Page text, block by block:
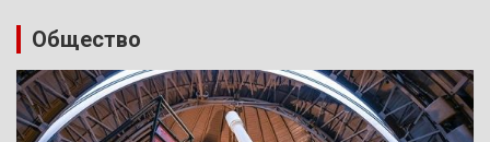
Общество